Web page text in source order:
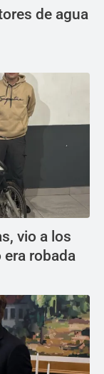
de agua
vio a los
robada